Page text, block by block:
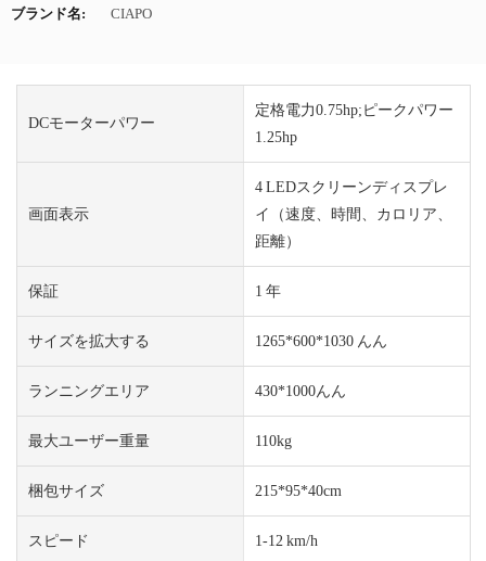
ブランド名: CIAPO
DCモーターパワー
定格電力0.75hp;ピークパワー
1.25hp
画面表示
4 LEDスクリーンディスプレ
イ（速度、時間、カロリア、
距離）
保証 1 年
サイズを拡大する 1265*600*1030 んん
ランニングエリア 430*1000んん
最大ユーザー重量 110kg
梱包サイズ 215*95*40cm
スピード 1-12 km/h